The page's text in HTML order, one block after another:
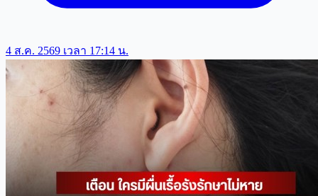
4 ส.ค. 2569 เวลา 17:14 น.